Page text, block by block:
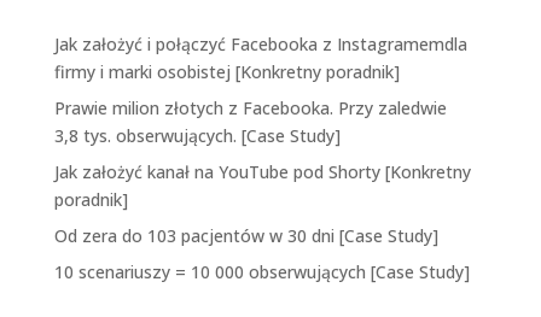
Jak założyć i połączyć Facebooka z Instagramemdla
firmy i marki osobistej [Konkretny poradnik]
Prawie milion złotych z Facebooka. Przy zaledwie
3,8 tys. obserwujących. [Case Study]
Jak założyć kanał na YouTube pod Shorty [Konkretny
poradnik]
Od zera do 103 pacjentów w 30 dni [Case Study]
10 scenariuszy = 10 000 obserwujących [Case Study]